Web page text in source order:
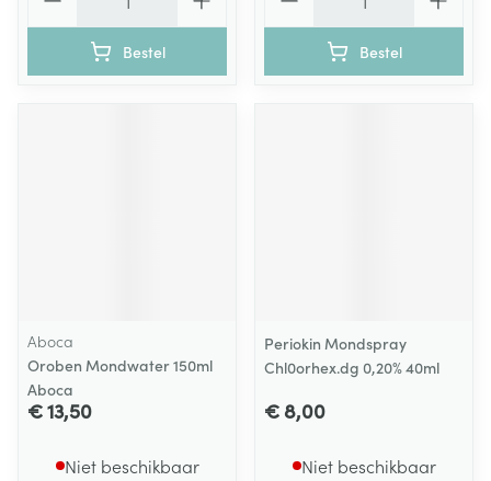
Bestel Bestel
Aboca
Oroben Mondwater 150ml
Aboca
€ 13,50
Niet beschikbaar
Periokin Mondspray
Chl0orhex.dg 0,20% 40ml
€ 8,00
Niet beschikbaar